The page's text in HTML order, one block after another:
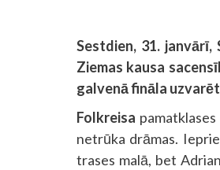
Sestdien, 31.
Ziemas kausa
galvenā fināla
Folkreisa
netrūka drāmas.
trases malā, bet